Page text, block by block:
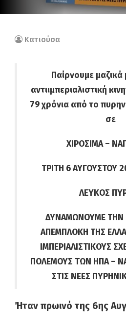
Κατιούσα
Παίρνουμε
αντιιμπεριαλιστική
79 χρόνια από το
σε
ΧΙΡΟΣΙΜΑ –
ΤΡΙΤΗ 6 ΑΥΓΟΥΣΤΟΥ
ΛΕΥΚΟΣ
ΔΥΝΑΜΩΝΟΥΜΕ ΤΗΝ
ΑΠΕΜΠΛΟΚΗ ΤΗΣ
ΙΜΠΕΡΙΑΛΙΣΤΙΚΟΥΣ
ΠΟΛΕΜΟΥΣ ΤΩΝ ΗΠΑ –
ΣΤΙΣ ΝΕΕΣ
Ήταν πρωινό της 6ης